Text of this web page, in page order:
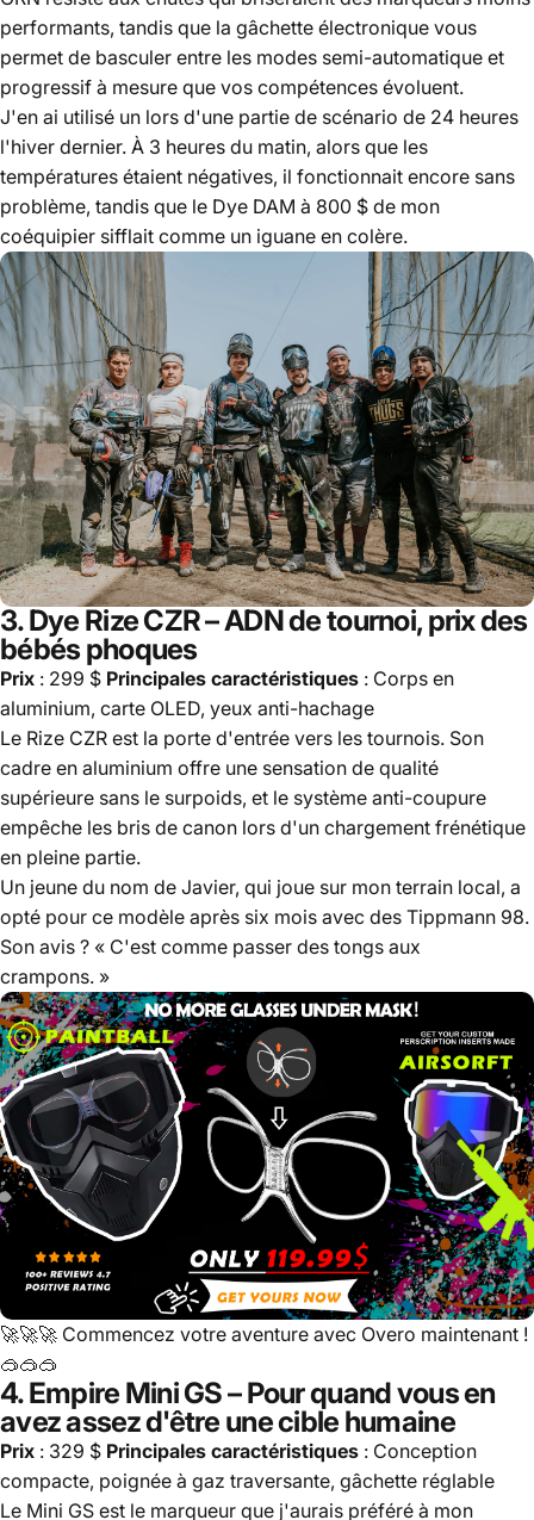
performants, tandis que la gâchette électronique vous
permet de basculer entre les modes semi-automatique et
progressif à mesure que vos compétences évoluent.
J'en ai utilisé un lors d'une partie de scénario de 24 heures
l'hiver dernier. À 3 heures du matin, alors que les
températures étaient négatives, il fonctionnait encore sans
problème, tandis que le Dye DAM à 800 $ de mon
coéquipier sifflait comme un iguane en colère.
3.Dye Rize CZR– ADN de tournoi, prix des
bébés phoques
Prix ​​: 299 $ Principales caractéristiques : Corps en
aluminium, carte OLED, yeux anti-hachage
Le Rize CZR est la porte d'entrée vers les tournois. Son
cadre en aluminium offre une sensation de qualité
supérieure sans le surpoids, et le système anti-coupure
empêche les bris de canon lors d'un chargement frénétique
en pleine partie.
Un jeune du nom de Javier, qui joue sur mon terrain local, a
opté pour ce modèle après six mois avec des Tippmann 98.
Son avis ? « C'est comme passer des tongs aux
crampons. »
🚀🚀🚀 Commencez votre aventure avec Overo maintenant !
🥽🥽🥽
4.Empire Mini GS– Pour quand vous en
avez assez d'être une cible humaine
Prix ​​: 329 $ Principales caractéristiques : Conception
compacte, poignée à gaz traversante, gâchette réglable
Le Mini GS est le marqueur que j'aurais préféré à mon